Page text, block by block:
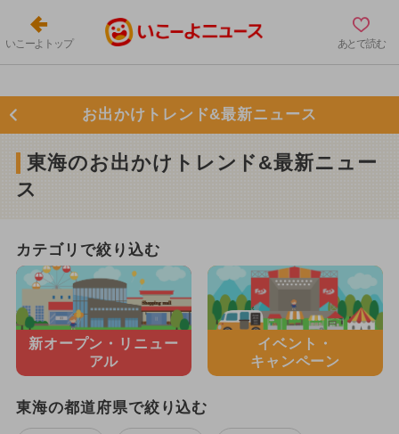
いこーよトップ あとで読む
お出かけトレンド&最新ニュース
東海のお出かけトレンド&最新ニュー
ス
カテゴリで絞り込む
新オープン・ リニュー
アル
イベント・
キャンペーン
東海の都道府県で絞り込む